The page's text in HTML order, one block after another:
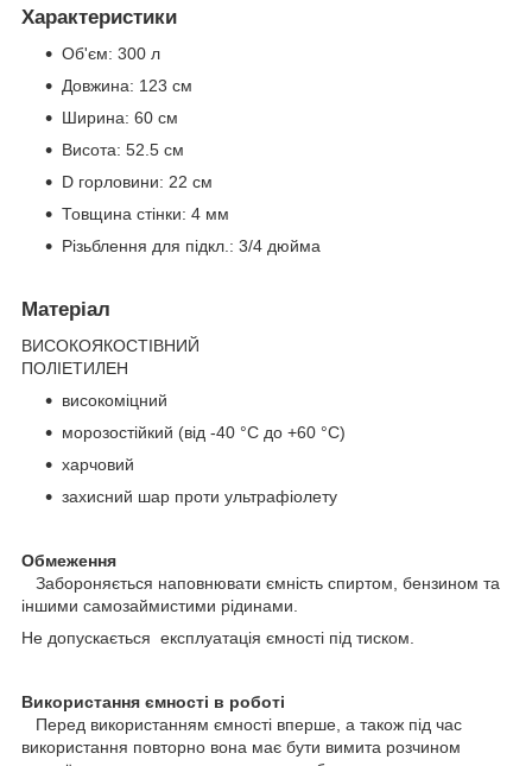
Характеристики
Об'єм: 300 л
Довжина: 123 см
Ширина: 60 ​​см
Висота: 52.5 см
D горловини: 22 см
Товщина стінки: 4 мм
Різьблення для підкл.: 3/4 дюйма
Матеріал
ВИСОКОЯКОСТІВНИЙ
ПОЛІЕТИЛЕН
високоміцний
морозостійкий (від -40 °C до +60 °C)
харчовий
захисний шар проти ультрафіолету
Обмеження
Забороняється наповнювати ємність спиртом, бензином та
іншими самозаймистими рідинами.
Не допускається експлуатація ємності під тиском.
Використання ємності в роботі
Перед використанням ємності вперше, а також під час
використання повторно вона має бути вимита розчином